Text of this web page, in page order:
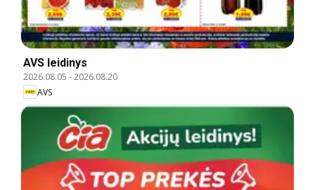
AVS leidinys
2026.08.05 -2026.08.20
AVS